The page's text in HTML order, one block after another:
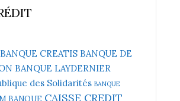
BANQUE CREATIS BANQUE DE
BANQUE LAYDERNIER
des Solidarités BANQUE
BANQUE CAISSE CREDIT